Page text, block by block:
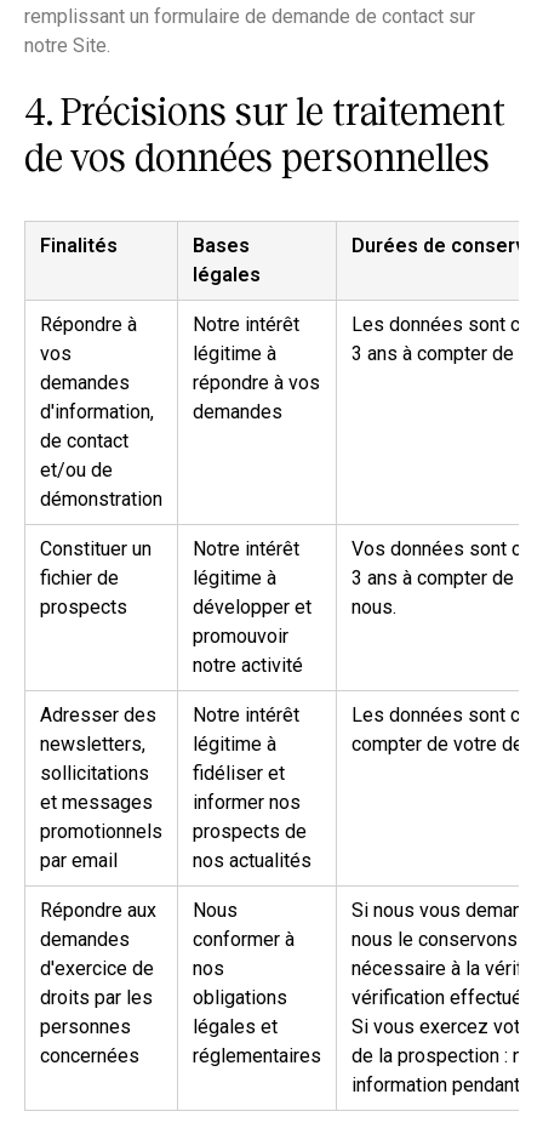
remplissant un formulaire de demande de contact sur
notre Site.
4. Précisions sur le traitement
de vos données personnelles
Finalités
Bases
légales
Durées de
Répondre à
vos
demandes
d'information,
de contact
et/ou de
démonstration
Notre intérêt
légitime à
répondre à vos
demandes
Les données sont
3 ans à compter de
Constituer un
fichier de
prospects
Notre intérêt
légitime à
développer et
promouvoir
notre activité
Vos données sont
3 ans à compter de
nous.
Adresser des
newsletters,
sollicitations
et messages
promotionnels
par email
Notre intérêt
légitime à
fidéliser et
informer nos
prospects de
nos actualités
Les données sont
compter de votre
Répondre aux
demandes
d'exercice de
droits par les
personnes
concernées
Nous
conformer à
nos
obligations
légales et
réglementaires
Si nous vous
nous le conservons
nécessaire à la
vérification
Si vous exercez
de la prospection :
information pendant 3